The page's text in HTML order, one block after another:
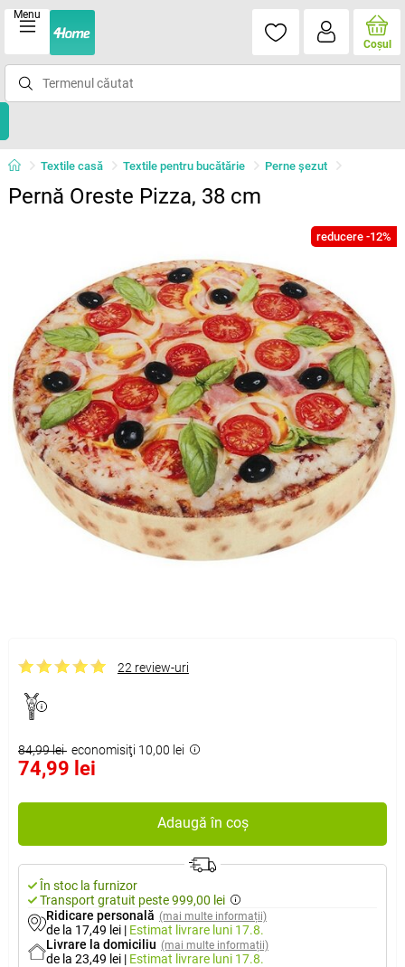
Menu
Coşul
Textile casă Textile pentru bucătărie Perne şezut
Pernă Oreste Pizza, 38 cm
reducere -12%
22 review-uri
84,99 lei economisiţi 10,00 lei
74,99 lei
Adaugă în coș
În stoc la furnizor
Transport gratuit peste 999,00 lei
Ridicare personală (mai multe informații)
de la 17,49 lei | Estimat livrare luni 17.8.
Livrare la domiciliu (mai multe informații)
de la 23,49 lei | Estimat livrare luni 17.8.